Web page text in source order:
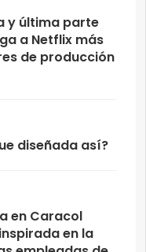
y última parte
a Netflix más
de producción
diseñada así?
en Caracol
en la